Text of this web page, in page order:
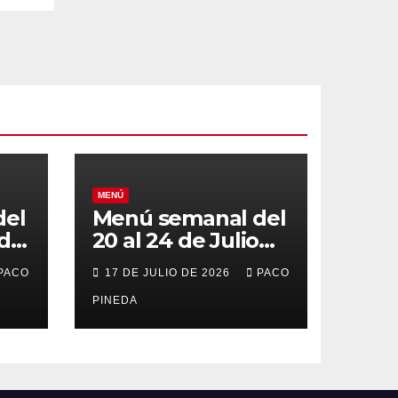
MENÚ
Menú semanal del
20 al 24 de Julio
de 2026
17 DE JULIO DE 2026 PACO
PINEDA